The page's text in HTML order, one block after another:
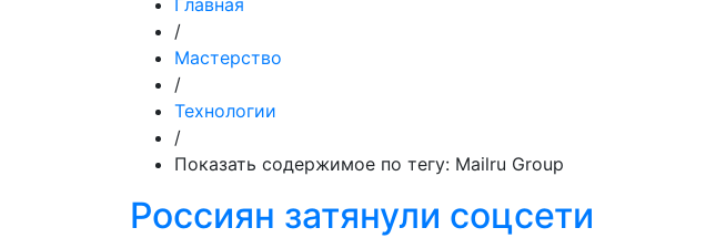
Главная
/
Мастерство
/
Технологии
/
Показать содержимое по тегу: Mailru Group
Россиян затянули соцсети